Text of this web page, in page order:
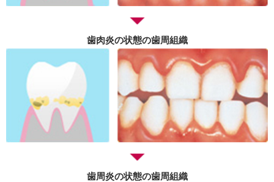
歯肉炎の状態の歯周組織
歯周炎の状態の歯周組織